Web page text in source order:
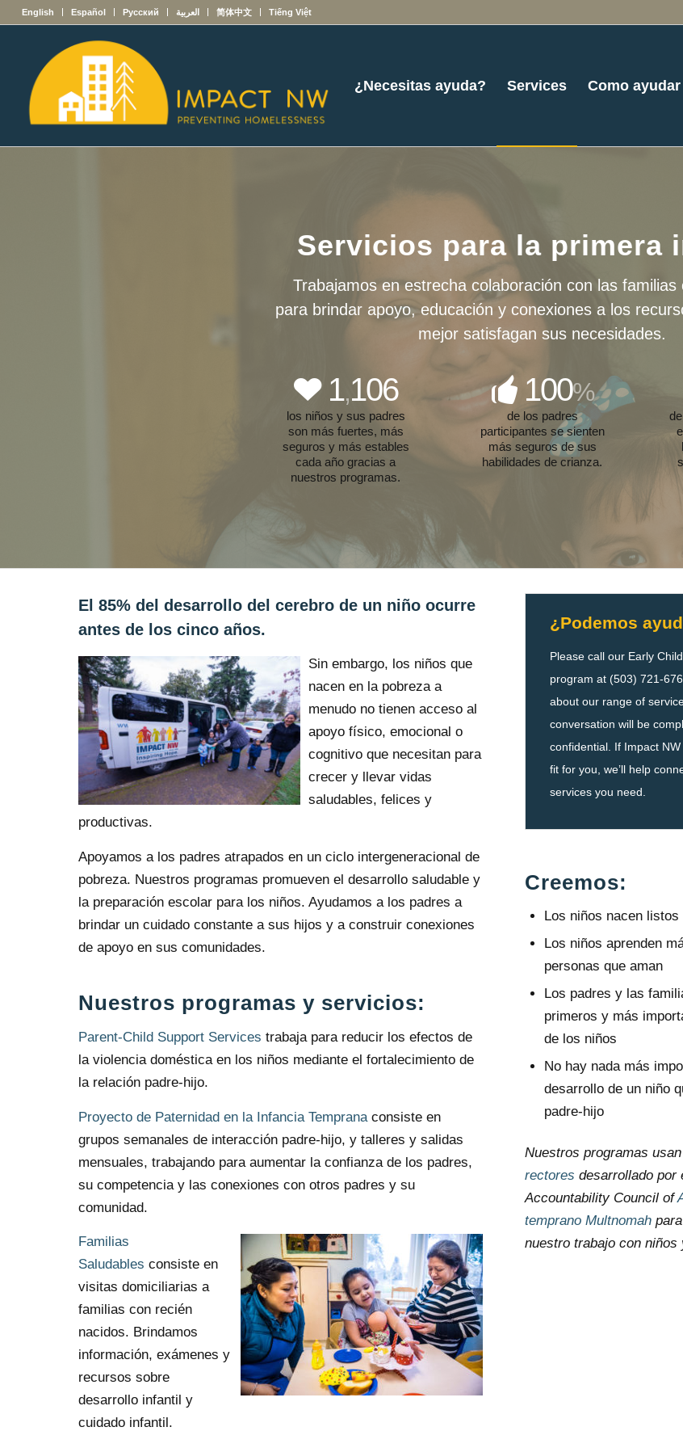
English Español Русский العربية 简体中文 Tiếng Việt
¿Necesitas ayuda? Services Como ayudar
Servicios para la primera
Trabajamos en estrecha colaboración con las familias
para brindar apoyo, educación y conexiones a los
mejor satisfagan sus necesidades.
1,106
los niños y sus padres
son más fuertes, más
seguros y más estables
cada año gracias a
nuestros programas.
100%
de los padres
participantes se sienten
más seguros de sus
habilidades de crianza.
El 85% del desarrollo del cerebro de un niño ocurre
antes de los cinco años.
Sin embargo, los niños que
nacen en la pobreza a
menudo no tienen acceso al
apoyo físico, emocional o
cognitivo que necesitan para
crecer y llevar vidas
saludables, felices y
productivas.
Apoyamos a los padres atrapados en un ciclo intergeneracional de
pobreza. Nuestros programas promueven el desarrollo saludable y
la preparación escolar para los niños. Ayudamos a los padres a
brindar un cuidado constante a sus hijos y a construir conexiones
de apoyo en sus comunidades.
Nuestros programas y servicios:
Parent-Child Support Services trabaja para reducir los efectos de
la violencia doméstica en los niños mediante el fortalecimiento de
la relación padre-hijo.
Proyecto de Paternidad en la Infancia Temprana consiste en
grupos semanales de interacción padre-hijo, y talleres y salidas
mensuales, trabajando para aumentar la confianza de los padres,
su competencia y las conexiones con otros padres y su
comunidad.
Familias
Saludables consiste en
visitas domiciliarias a
familias con recién
nacidos. Brindamos
información, exámenes y
recursos sobre
desarrollo infantil y
cuidado infantil.
¿Podemos
Please call our Early
program at (503) 721-
about our range of
conversation will be
confidential. If Impact NW
fit for you, we’ll help
services you need.
Creemos:
Los niños nacen listos
Los niños aprenden
personas que aman
Los padres y las
primeros y más
de los niños
No hay nada más
desarrollo de un niño
padre-hijo
Nuestros programas
rectores desarrollado por
Accountability Council of
temprano Multnomah
nuestro trabajo con niños